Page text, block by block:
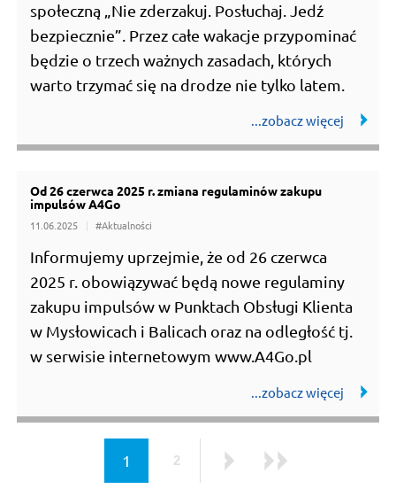
społeczną „Nie zderzakuj. Posłuchaj. Jedź
bezpiecznie”. Przez całe wakacje przypominać
będzie o trzech ważnych zasadach, których
warto trzymać się na drodze nie tylko latem.
Od 26 czerwca 2025 r. zmiana regulaminów zakupu
impulsów A4Go
11.06.2025 #Aktualności
Informujemy uprzejmie, że od 26 czerwca
2025 r. obowiązywać będą nowe regulaminy
zakupu impulsów w Punktach Obsługi Klienta
w Mysłowicach i Balicach oraz na odległość tj.
w serwisie internetowym www.A4Go.pl
strona
1 strona
2